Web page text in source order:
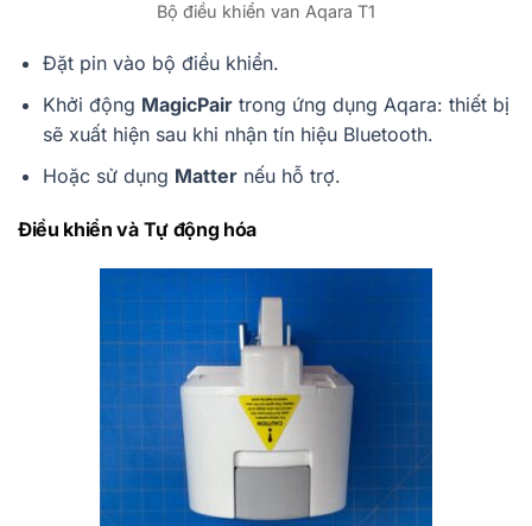
Bộ điều khiển van Aqara T1
Đặt pin vào bộ điều khiển.
Khởi động MagicPairtrong ứng dụng Aqara: thiết bị
sẽ xuất hiện sau khi nhận tín hiệu Bluetooth.
Hoặc sử dụng Matternếu hỗ trợ.
Điều khiển và Tự động hóa